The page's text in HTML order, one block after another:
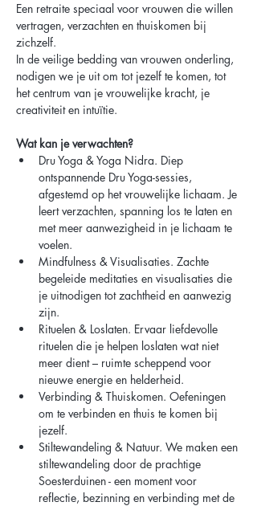
Een retraite speciaal voor vrouwen die willen
vertragen, verzachten en thuiskomen bij
zichzelf.
In de veilige bedding van vrouwen onderling,
nodigen we je uit om tot jezelf te komen, tot
het centrum van je vrouwelijke kracht, je
creativiteit en intuïtie.
Wat kan je verwachten?
Dru Yoga & Yoga Nidra. Diep
ontspannende Dru Yoga-sessies,
afgestemd op het vrouwelijke lichaam. Je
leert verzachten, spanning los te laten en
met meer aanwezigheid in je lichaam te
voelen.
Mindfulness & Visualisaties. Zachte
begeleide meditaties en visualisaties die
je uitnodigen tot zachtheid en aanwezig
zijn.
Rituelen & Loslaten. Ervaar liefdevolle
rituelen die je helpen loslaten wat niet
meer dient – ruimte scheppend voor
nieuwe energie en helderheid.
Verbinding & Thuiskomen. Oefeningen
om te verbinden en thuis te komen bij
jezelf.
Stiltewandeling & Natuur. We maken een
stiltewandeling door de prachtige
Soesterduinen - een moment voor
reflectie, bezinning en verbinding met de